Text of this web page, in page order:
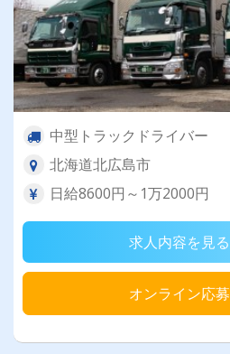
中型トラックドライバー
北海道北広島市
日給8600円～1万2000円
求人内容を見る
オンライン応募